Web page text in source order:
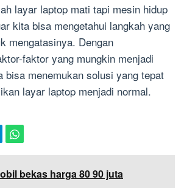
layar laptop mati tapi mesin hidup
kita bisa mengetahui langkah yang
mengatasinya. Dengan
faktor yang mungkin menjadi
bisa menemukan solusi yang tepat
layar laptop menjadi normal.
bekas harga 80 90 juta